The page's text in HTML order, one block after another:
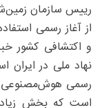
رییس سازمان
از آغاز رسمی
و اکتشافی کشور
نهاد ملی در
رسمی هوش‌مصنوعی
است که بخش